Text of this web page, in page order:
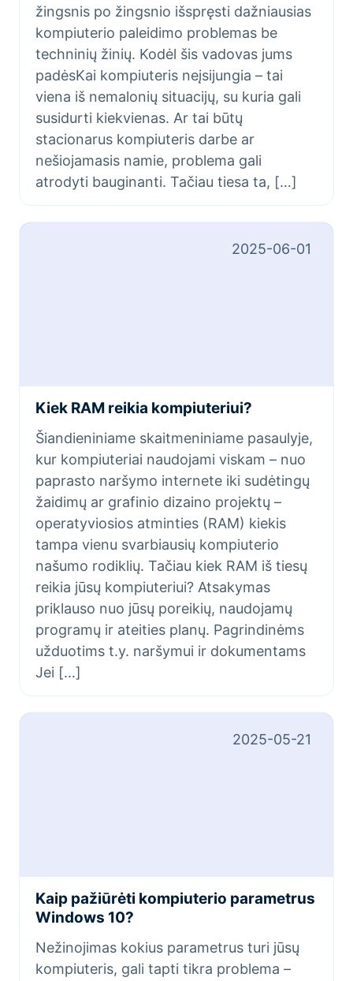
žingsnis po žingsnio išspręsti dažniausias
kompiuterio paleidimo problemas be
techninių žinių. Kodėl šis vadovas jums
padėsKai kompiuteris neįsijungia – tai
viena iš nemalonių situacijų, su kuria gali
susidurti kiekvienas. Ar tai būtų
stacionarus kompiuteris darbe ar
nešiojamasis namie, problema gali
atrodyti bauginanti. Tačiau tiesa ta, […]
2025-06-01
Kiek RAM reikia kompiuteriui?
Šiandieniniame skaitmeniniame pasaulyje,
kur kompiuteriai naudojami viskam – nuo
paprasto naršymo internete iki sudėtingų
žaidimų ar grafinio dizaino projektų –
operatyviosios atminties (RAM) kiekis
tampa vienu svarbiausių kompiuterio
našumo rodiklių. Tačiau kiek RAM iš tiesų
reikia jūsų kompiuteriui? Atsakymas
priklauso nuo jūsų poreikių, naudojamų
programų ir ateities planų. Pagrindinėms
užduotims t.y. naršymui ir dokumentams
Jei […]
2025-05-21
Kaip pažiūrėti kompiuterio parametrus
Windows 10?
Nežinojimas kokius parametrus turi jūsų
kompiuteris, gali tapti tikra problema –